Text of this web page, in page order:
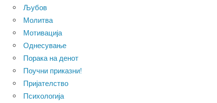
Љубов
Молитва
Мотивација
Однесување
Порака на денот
Поучни приказни!
Пријателство
Психологија